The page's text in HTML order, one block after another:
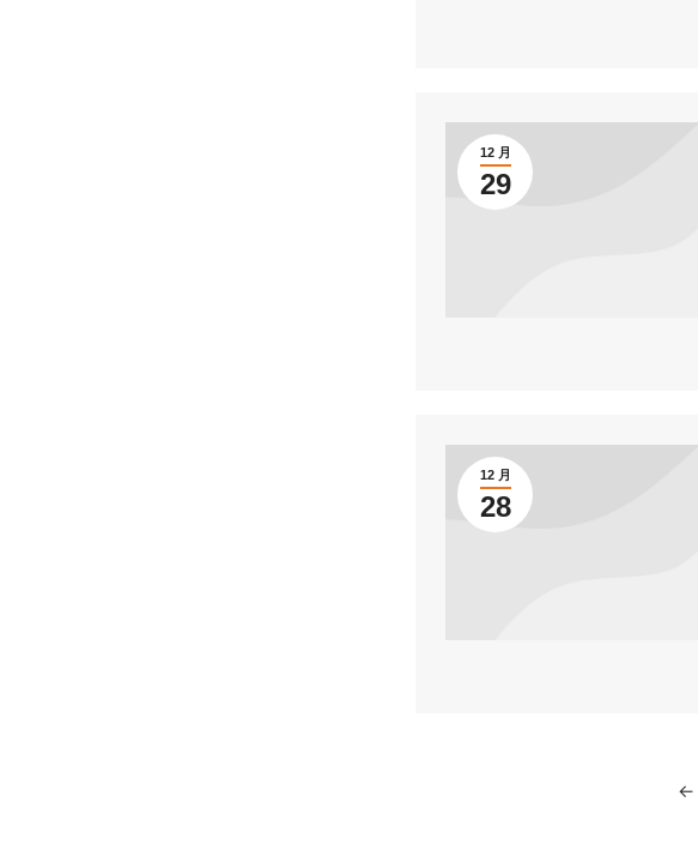
12 月
29
12 月
28
←